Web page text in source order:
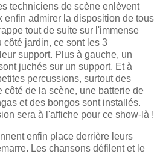
techniciens de scène enlèvent
enfin admirer la disposition de tous
tout de suite sur l'immense
côté jardin, ce sont les 3
support. Plus à gauche, un
juchés sur un support. Et à
percussions, surtout des
côté de la scène, une batterie de
et des bongos sont installés.
sera à l'affiche pour ce show-là !
enfin place derrière leurs
Les chansons défilent et le